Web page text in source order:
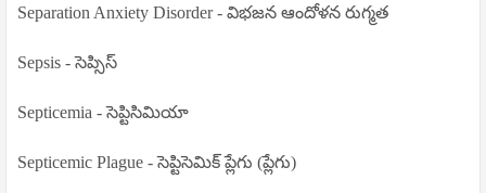
Separation Anxiety Disorder - విభజన ఆందోళన రుగ్మత
Sepsis - సెప్సిస్
Septicemia - సెప్టిసిమియా
Septicemic Plague - సెప్టిసెమిక్ ప్లేగు (ప్లేగు)